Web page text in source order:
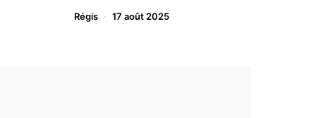
Régis 17 août 2025